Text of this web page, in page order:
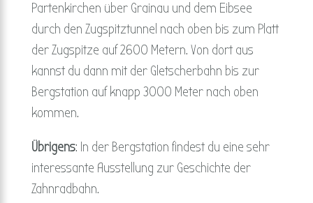
Partenkirchen über Grainau und dem Eibsee
durch den Zugspitztunnel nach oben bis zum Platt
der Zugspitze auf 2600 Metern. Von dort aus
kannst du dann mit der Gletscherbahn bis zur
Bergstation auf knapp 3000 Meter nach oben
kommen.
Übrigens: In der Bergstation findest du eine sehr
interessante Ausstellung zur Geschichte der
Zahnradbahn.